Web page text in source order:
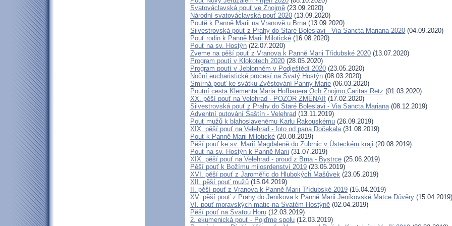
Svatováclavská pouť ve Znojmě (23.09.2020)
Národní svatováclavská pouť 2020 (13.09.2020)
Poutě k Panně Marii na Vranově u Brna(13.09.2020)
Silvestrovská pouť z Prahy do Staré Boleslavi - Via Sancta Mariana 2020 (04.09.2020)
Pouť rodin k Panně Marii Milotické (16.08.2020)
Pouť na sv. Hostýn (22.07.2020)
Zveme na pěší pouť z Vranova k Panně Marii Třídubské 2020 (13.07.2020)
Program poutí v Klokotech 2020 (28.05.2020)
Program poutí v Jeblonném v Podještědí 2020 (23.05.2020)
Noční eucharistické procesí na Svatý Hostýn (08.03.2020)
Smírná pouť ke svátku Zvěstování Panny Marie (06.03.2020)
Poutní cesta Klementa Maria Hofbauera Och Znojmo,Caritas Retz (01.03.2020)
XX. pěší pouť na Velehrad - POZOR ZMĚNA!! (17.02.2020)
Silvestrovská pouť z Prahy do Staré Boleslavi - Via Sancta Mariana(08.12.2019)
Adventní putování Šaštín - Velehrad (13.11.2019)
Pouť mužů k blahoslavenému Karlu Rakouskému (26.09.2019)
XIX. pěší pouť na Velehrad - foto od pana Dočekala(31.08.2019)
Pouť k Panně Marii Milotické (20.08.2019)
Pěší pouť ke sv. Marií Magdaleně do Zubrnic v Ústeckém kraji (20.08.2019)
Pouť na sv. Hostýn k Panně Marii (31.07.2019)
XIX. pěší pouť na Velehrad - proud z Brna - Bystrce (25.06.2019)
Pěší pouť k Božímu milosrdenství 2019 (23.05.2019)
XVI. pěší pouť z Jaroměřic do Hlubokých Mašůvek (23.05.2019)
XII. pěší pouť mužů (15.04.2019)
II. pěší pouť z Vranova k Panně Marii Třídubské 2019 (15.04.2019)
XV. pěší pouť z Prahy do Jeníkova k Panně Marii Jeníkovské Matce Důvěry (15.04.2019)
VI. pouť moravských matic na Svatém Hostýně (02.04.2019)
Pěší pouť na Svatou Horu (12.03.2019)
2. ekumenická pouť - Pojďme spolu (12.03.2019)